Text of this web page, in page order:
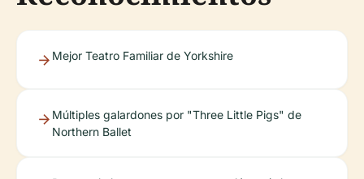
Mejor Teatro Familiar de Yorkshire
Múltiples galardones por "Three Little Pigs" de
Northern Ballet